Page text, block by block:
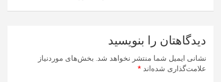
دیدگاهتان را بنویسید
نشانی ایمیل شما منتشر نخواهد شد. بخش‌های موردنیاز
علامت‌گذاری شده‌اند *